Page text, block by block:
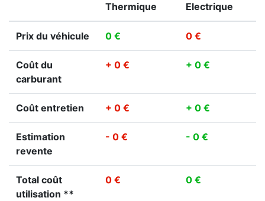
Thermique
Electrique
Prix du véhicule 0 € 0 €
Coût du
carburant
+ 0 € + 0 €
Coût entretien + 0 € + 0 €
Estimation
revente
- 0 € - 0 €
Total coût
utilisation **
0 € 0 €